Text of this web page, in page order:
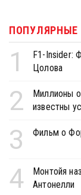
1
F1-Insider:
Цолова
2
Миллионы
известны
3 Фильм о
4
Монтойя
Антонелли